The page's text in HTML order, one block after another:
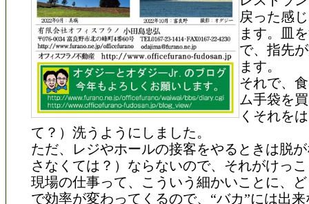
戻った感
ます。皿
で、指先
ます。
それで、
ム手袋を
くそれを
て？）洗うようにしました。
ただ、レジやホールの接客をやるときは脱
さなくては？）ならないので、それがけっ
現場の仕事って、こういう細かいことに、
で効率が変わってくるので、“バカ”には出